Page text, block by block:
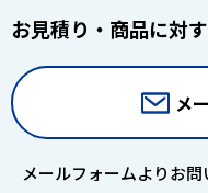
お見積り・商品に対
メ
メールフォームよりお問